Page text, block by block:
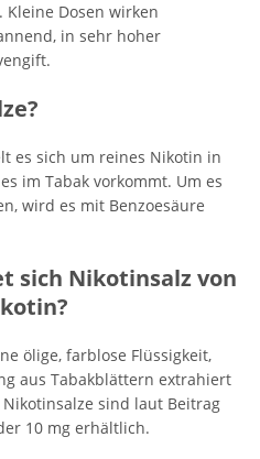
Dosen wirken
in sehr hoher
es sich um reines Nikotin in
im Tabak vorkommt. Um es
wird es mit Benzoesäure
sich Nikotinsalz von
ölige, farblose Flüssigkeit,
aus Tabakblättern extrahiert
sind laut Beitrag
10 mg erhältlich.